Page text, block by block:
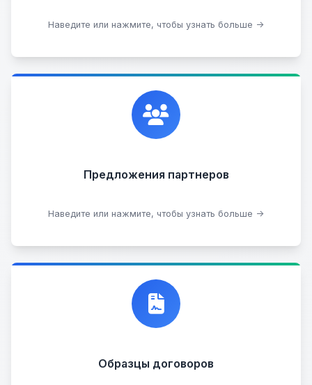
Наведите или нажмите, чтобы узнать больше →
Сдать на разборку
Предложения партнеров
Наведите или нажмите, чтобы узнать больше →
Сотрудничаем с лучшими организациями. Если у
вас есть интересные идеи, мы всегда открыты к
сотрудничеству.
Стать партнером
Образцы договоров
Договор купли-продажи